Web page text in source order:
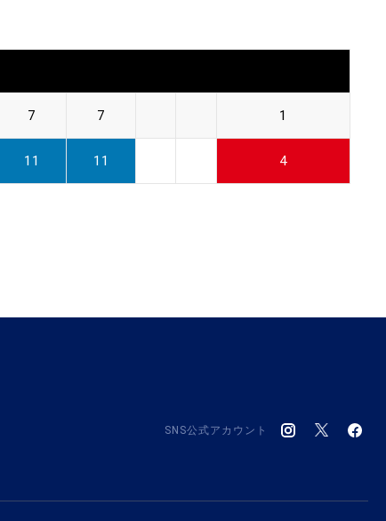
7 7 1
11 11 4
SNS公式アカウント